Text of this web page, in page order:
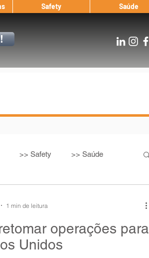
Safety Saúde
>> Safety >> Saúde
da ASAGOL Entrevista
operações para
Unidos
1 min de leitura